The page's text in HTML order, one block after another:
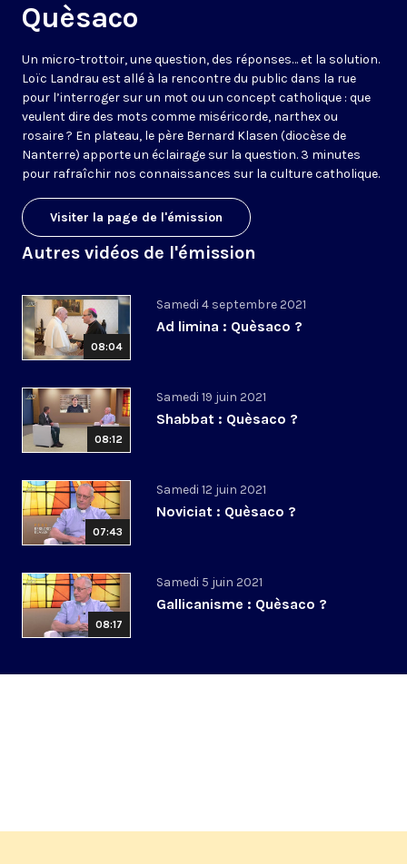
Quèsaco
Un micro-trottoir, une question, des réponses… et la solution.
Loïc Landrau est allé à la rencontre du public dans la rue
pour l’interroger sur un mot ou un concept catholique : que
veulent dire des mots comme miséricorde, narthex ou
rosaire ? En plateau, le père Bernard Klasen (diocèse de
Nanterre) apporte un éclairage sur la question. 3 minutes
pour rafraîchir nos connaissances sur la culture catholique.
Visiter la page de l'émission
Autres vidéos de l'émission
08:04
Samedi 4 septembre 2021
Ad limina : Quèsaco ?
08:12
Samedi 19 juin 2021
Shabbat : Quèsaco ?
07:43
Samedi 12 juin 2021
Noviciat : Quèsaco ?
08:17
Samedi 5 juin 2021
Gallicanisme : Quèsaco ?